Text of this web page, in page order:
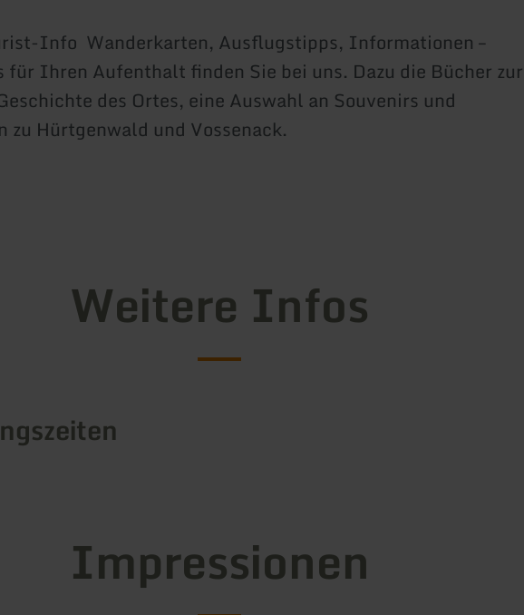
Info Wanderkarten, Ausflugstipps, Informationen –
für Ihren Aufenthalt finden Sie bei uns. Dazu die Bücher zur
des Ortes, eine Auswahl an Souvenirs und
zu Hürtgenwald und Vossenack.
Weitere Infos
Impressionen